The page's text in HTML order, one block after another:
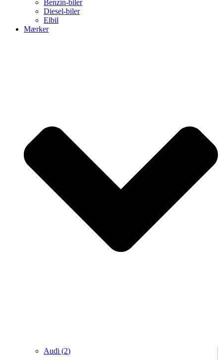
Benzin-biler
Diesel-biler
Elbil
Mærker
Audi (2)